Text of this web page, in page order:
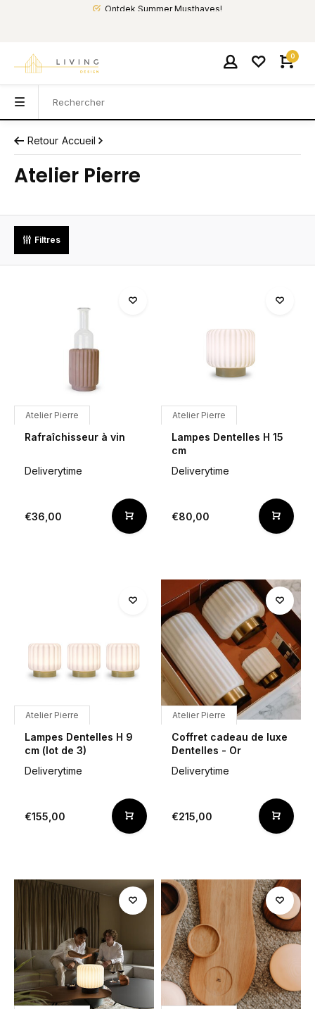
Ontdek Summer Musthaves!
0
Retour Accueil
Atelier Pierre
Filtres
Atelier Pierre
Rafraîchisseur à vin
Deliverytime
€36,00
Atelier Pierre
Lampes Dentelles H 15
cm
Deliverytime
€80,00
Atelier Pierre
Lampes Dentelles H 9
cm (lot de 3)
Deliverytime
€155,00
Atelier Pierre
Coffret cadeau de luxe
Dentelles - Or
Deliverytime
€215,00